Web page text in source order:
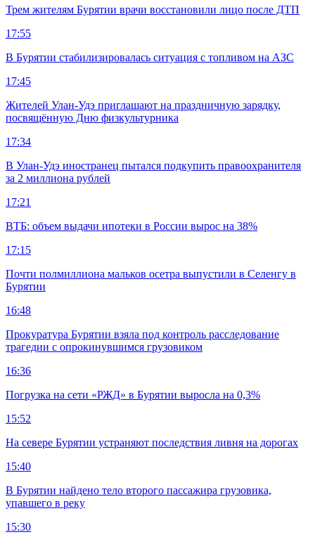
Трем жителям Бурятии врачи восстановили лицо после ДТП
17:55
В Бурятии стабилизировалась ситуация с топливом на АЗС
17:45
Жителей Улан-Удэ приглашают на праздничную зарядку,
посвящённую Дню физкультурника
17:34
В Улан-Удэ иностранец пытался подкупить правоохранителя
за 2 миллиона рублей
17:21
ВТБ: объем выдачи ипотеки в России вырос на 38%
17:15
Почти полмиллиона мальков осетра выпустили в Селенгу в
Бурятии
16:48
Прокуратура Бурятии взяла под контроль расследование
трагедии с опрокинувшимся грузовиком
16:36
Погрузка на сети «РЖД» в Бурятии выросла на 0,3%
15:52
На севере Бурятии устраняют последствия ливня на дорогах
15:40
В Бурятии найдено тело второго пассажира грузовика,
упавшего в реку
15:30